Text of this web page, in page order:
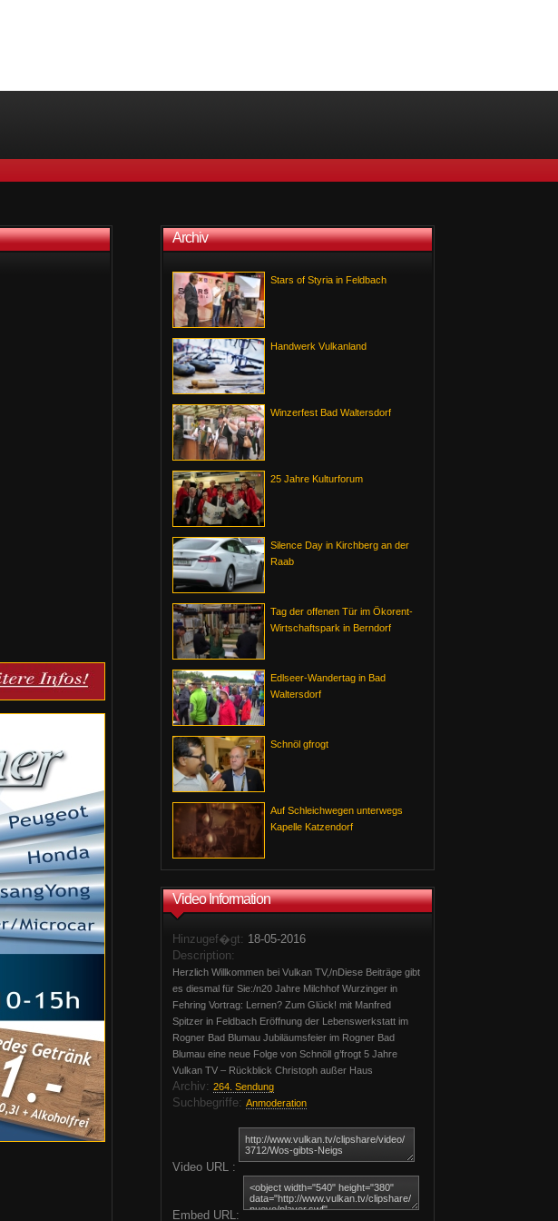
Archiv
Stars of Styria in Feldbach
Handwerk Vulkanland
Winzerfest Bad Waltersdorf
25 Jahre Kulturforum
Silence Day in Kirchberg an der
Raab
Tag der offenen Tür im Ökorent-
Wirtschaftspark in Berndorf
Edlseer-Wandertag in Bad
Waltersdorf
Schnöl gfrogt
Auf Schleichwegen unterwegs
Kapelle Katzendorf
Video Information
Hinzugef�gt: 18-05-2016
Description:
Herzlich Willkommen bei Vulkan TV,/nDiese Beiträge gibt
es diesmal für Sie:/n20 Jahre Milchhof Wurzinger in
Fehring Vortrag: Lernen? Zum Glück! mit Manfred
Spitzer in Feldbach Eröffnung der Lebenswerkstatt im
Rogner Bad Blumau Jubiläumsfeier im Rogner Bad
Blumau eine neue Folge von Schnöll g’frogt 5 Jahre
Vulkan TV – Rückblick Christoph außer Haus
Archiv: 264. Sendung
Suchbegriffe: Anmoderation
Video URL :
Embed URL: